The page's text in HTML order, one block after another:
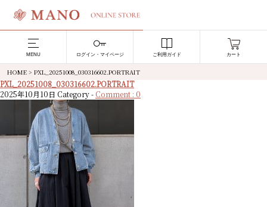
MENU ログイン・マイページ ご利用ガイド カート
HOME > PXL_20251008_030316602.PORTRAIT
PXL_20251008_030316602.PORTRAIT
2025年10月10日 Category - Comment : 0